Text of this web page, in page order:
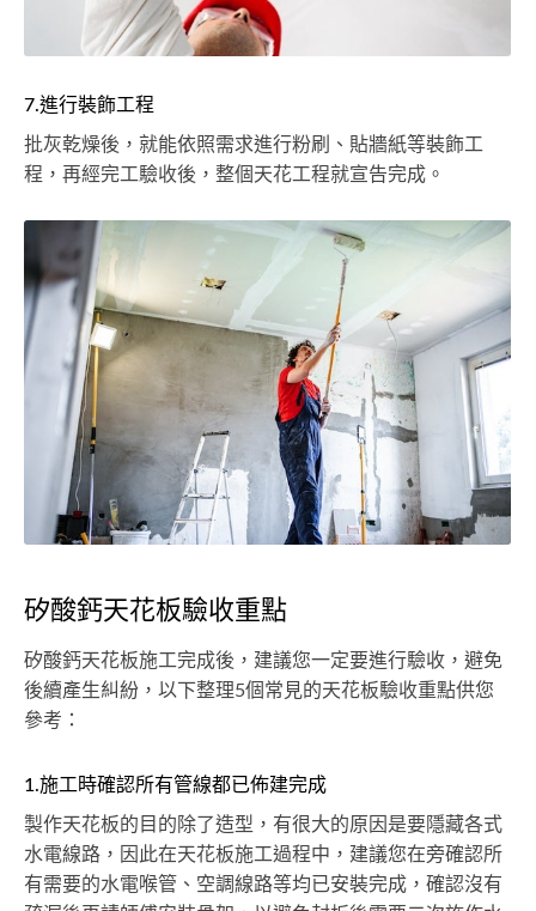
7.進行裝飾工程
批灰乾燥後，就能依照需求進行粉刷、貼牆紙等裝飾工
程，再經完工驗收後，整個天花工程就宣告完成。
矽酸鈣天花板驗收重點
矽酸鈣天花板施工完成後，建議您一定要進行驗收，避免
後續產生糾紛，以下整理5個常見的天花板驗收重點供您
參考：
1.施工時確認所有管線都已佈建完成
製作天花板的目的除了造型，有很大的原因是要隱藏各式
水電線路，因此在天花板施工過程中，建議您在旁確認所
有需要的水電喉管、空調線路等均已安裝完成，確認沒有